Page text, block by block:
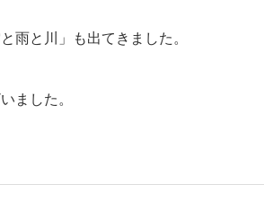
雨と川」も出てきました。
ました。